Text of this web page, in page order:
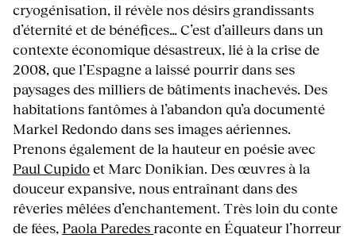
cryogénisation, il révèle nos désirs grandissants
d’éternité et de bénéfices… C’est d’ailleurs dans un
contexte économique désastreux, lié à la crise de
2008, que l’Espagne a laissé pourrir dans ses
paysages des milliers de bâtiments inachevés. Des
habitations fantômes à l’abandon qu’a documenté
Markel Redondo dans ses images aériennes.
Prenons également de la hauteur en poésie avec
Paul Cupidoet Marc Donikian. Des œuvres à la
douceur expansive, nous entraînant dans des
rêveries mêlées d’enchantement. Très loin du conte
de fées, Paola Paredesraconte en Équateur l’horreur